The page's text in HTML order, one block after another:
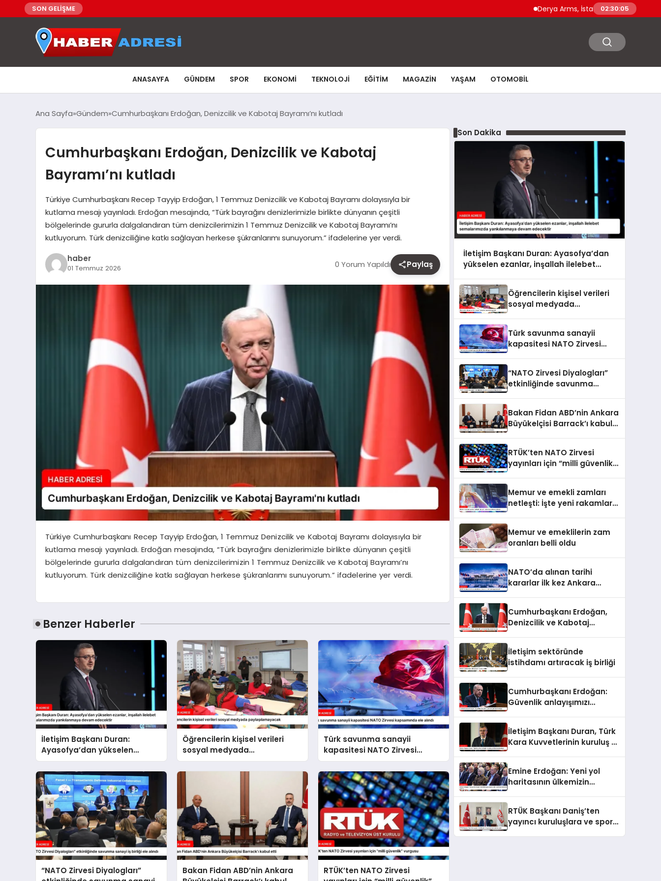
SON GELİŞME Derya Arms, İstanbul Prohunt 2026’da
02:30:06
ANASAYFA GÜNDEM SPOR EKONOMI TEKNOLOJI EĞITIM MAGAZIN YAŞAM OTOMOBIL
Ana Sayfa Gündem Cumhurbaşkanı Erdoğan, Denizcilik ve Kabotaj Bayramı’nı kutladı
Cumhurbaşkanı Erdoğan, Denizcilik ve Kabotaj
Bayramı’nı kutladı
Türkiye Cumhurbaşkanı Recep Tayyip Erdoğan, 1 Temmuz Denizcilik ve Kabotaj Bayramı dolayısıyla bir
kutlama mesajı yayınladı. Erdoğan mesajında, “Türk bayrağını denizlerimizle birlikte dünyanın çeşitli
bölgelerinde gururla dalgalandıran tüm denizcilerimizin 1 Temmuz Denizcilik ve Kabotaj Bayramı’nı
kutluyorum. Türk denizciliğine katkı sağlayan herkese şükranlarımı sunuyorum.” ifadelerine yer verdi.
haber
01 Temmuz 2026 0 Yorum Yapıldı Paylaş
Türkiye Cumhurbaşkanı Recep Tayyip Erdoğan, 1 Temmuz Denizcilik ve Kabotaj Bayramı dolayısıyla bir
kutlama mesajı yayınladı. Erdoğan mesajında, “Türk bayrağını denizlerimizle birlikte dünyanın çeşitli
bölgelerinde gururla dalgalandıran tüm denizcilerimizin 1 Temmuz Denizcilik ve Kabotaj Bayramı’nı
kutluyorum. Türk denizciliğine katkı sağlayan herkese şükranlarımı sunuyorum.” ifadelerine yer verdi.
Benzer Haberler
İletişim Başkanı Duran:
Ayasofya’dan yükselen
ezanlar, inşallah ilelebet
semalarımızda yankılanmaya
devam edecektir
Öğrencilerin kişisel verileri
sosyal medyada
paylaşılamayacak
Türk savunma sanayii
kapasitesi NATO Zirvesi
kapsamında ele alındı
“NATO Zirvesi Diyalogları”
Bakan Fidan ABD’nin Ankara
RTÜK’ten NATO Zirvesi
Son Dakika
İletişim Başkanı Duran: Ayasofya’dan
yükselen ezanlar, inşallah ilelebet
edecektir
Öğrencilerin kişisel verileri
sosyal medyada
Türk savunma sanayii
kapasitesi NATO Zirvesi
“NATO Zirvesi Diyalogları”
etkinliğinde savunma
Bakan Fidan ABD’nin Ankara
Büyükelçisi Barrack’ı kabul
RTÜK’ten NATO Zirvesi
yayınları için “milli güvenlik”
Memur ve emekli zamları
netleşti: İşte yeni rakamlar
Memur ve emeklilerin zam
oranları belli oldu
NATO’da alınan tarihi
kararlar ilk kez Ankara
Cumhurbaşkanı Erdoğan,
Denizcilik ve Kabotaj
İletişim sektöründe
istihdamı artıracak iş birliği
Cumhurbaşkanı Erdoğan:
Güvenlik anlayışımızı
İletişim Başkanı Duran, Türk
Kara Kuvvetlerinin kuruluş yıl
Emine Erdoğan: Yeni yol
haritasının ülkemizin
RTÜK Başkanı Daniş’ten
yayıncı kuruluşlara ve spor